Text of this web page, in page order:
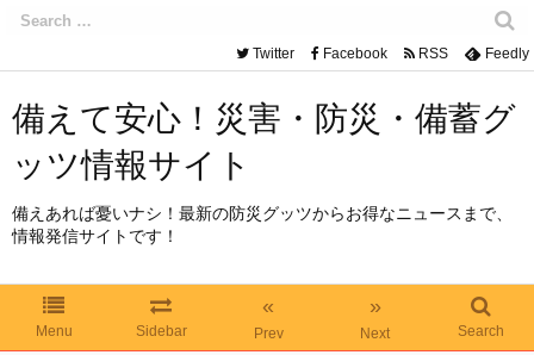
備えて安心！災害・防災・備蓄グ
ッツ情報サイト
備えあれば憂いナシ！最新の防災グッツからお得なニュースまで、
情報発信サイトです！
Menu Sidebar
«
Prev
»
Next Search
Twitter Facebook RSS Feedly